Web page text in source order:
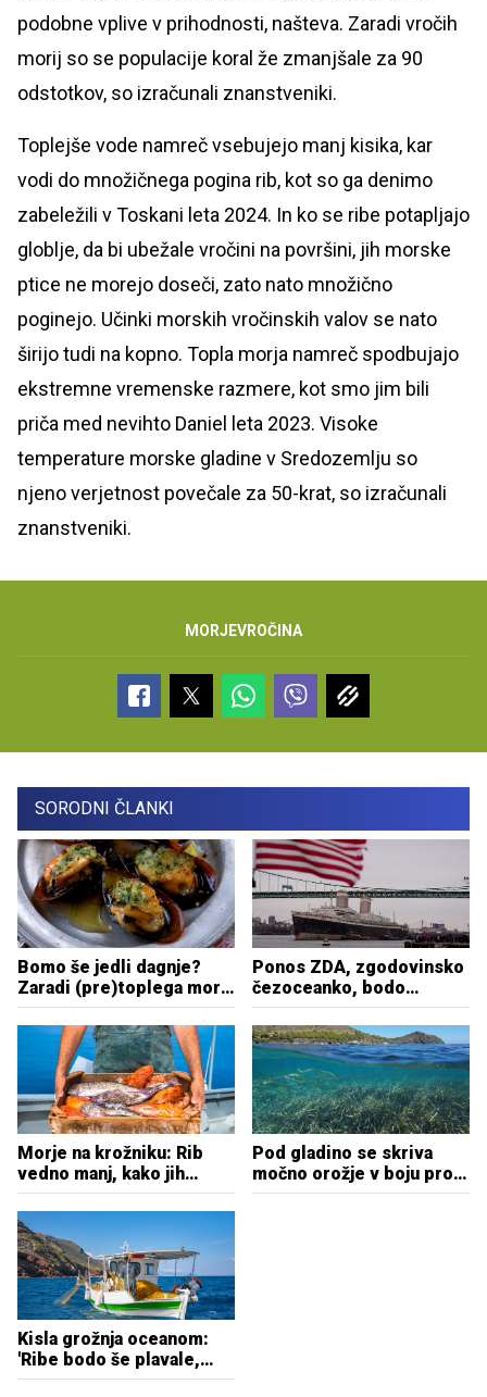
podobne vplive v prihodnosti, našteva. Zaradi vročih
morij so se populacije koral že zmanjšale za 90
odstotkov, so izračunali znanstveniki.
Toplejše vode namreč vsebujejo manj kisika, kar
vodi do množičnega pogina rib, kot so ga denimo
zabeležili v Toskani leta 2024. In ko se ribe potapljajo
globlje, da bi ubežale vročini na površini, jih morske
ptice ne morejo doseči, zato nato množično
poginejo. Učinki morskih vročinskih valov se nato
širijo tudi na kopno. Topla morja namreč spodbujajo
ekstremne vremenske razmere, kot smo jim bili
priča med nevihto Daniel leta 2023. Visoke
temperature morske gladine v Sredozemlju so
njeno verjetnost povečale za 50-krat, so izračunali
znanstveniki.
MORJEVROČINA
SORODNI ČLANKI
Bomo še jedli dagnje?
Zaradi (pre)toplega morja
izčrpani habitati
Ponos ZDA, zgodovinsko
čezoceanko, bodo
potopili: z novim
poslanstvom
Morje na krožniku: Rib
vedno manj, kako jih
zaščititi?
Pod gladino se skriva
močno orožje v boju proti
podnebni krizi
Kisla grožnja oceanom:
'Ribe bodo še plavale,
vendar jih bo bistveno